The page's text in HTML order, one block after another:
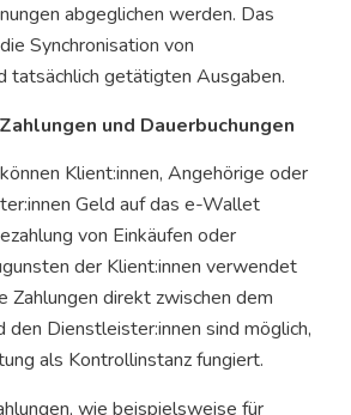
abgeglichen werden. Das
Synchronisation von
tatsächlich getätigten Ausgaben.
und Dauerbuchungen
Klient:innen, Angehörige oder
Geld auf das e-Wallet
von Einkäufen oder
der Klient:innen verwendet
direkt zwischen dem
Dienstleister:innen sind möglich,
als Kontrollinstanz fungiert.
wie beispielsweise für